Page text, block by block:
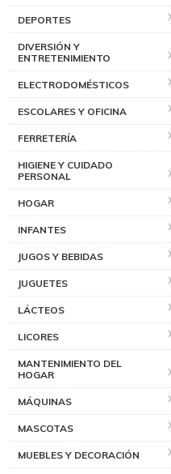
DEPORTES
DIVERSIÓN Y
ENTRETENIMIENTO
ELECTRODOMÉSTICOS
ESCOLARES Y OFICINA
FERRETERÍA
HIGIENE Y CUIDADO
PERSONAL
HOGAR
INFANTES
JUGOS Y BEBIDAS
JUGUETES
LÁCTEOS
LICORES
MANTENIMIENTO DEL
HOGAR
MÁQUINAS
MASCOTAS
MUEBLES Y DECORACIÓN